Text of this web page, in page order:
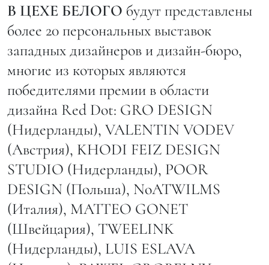
В ЦЕХЕ БЕЛОГО будут представлены
более 20 персональных выставок
западных дизайнеров и дизайн-бюро,
многие из которых являются
победителями премии в области
дизайна Red Dot: GRO DESIGN
(Нидерланды), VALENTIN VODEV
(Австрия), KHODI FEIZ DESIGN
STUDIO (Нидерланды), POOR
DESIGN (Польша), NоATWILMS
(Италия), MATTEO GONET
(Швейцария), TWEELINK
(Нидерланды), LUIS ESLAVA